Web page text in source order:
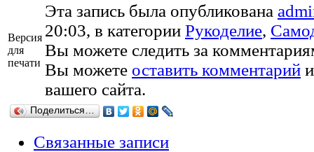
Версия
для
печати
Эта запись была опубликована
20:03, в категории Рукоделие,
Вы можете следить за
Вы можете оставить комментарий
вашего сайта.
Поделиться…
Связанные записи